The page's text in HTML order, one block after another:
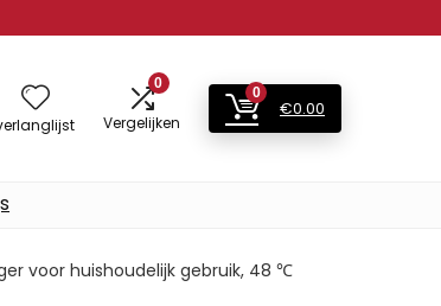
0
Vergelijken
0
€0.00
voor huishoudelijk gebruik, 48 ℃